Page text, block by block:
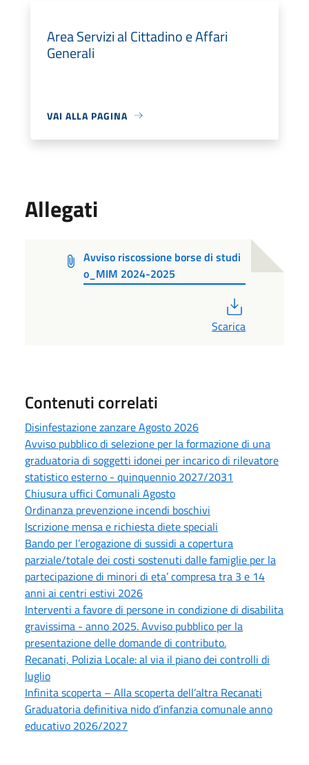
Area Servizi al Cittadino e Affari
Generali
VAI ALLA PAGINA
Allegati
Avviso riscossione borse di studi
o_MIM 2024-2025
Scarica
Contenuti correlati
Disinfestazione zanzare Agosto 2026
Avviso pubblico di selezione per la formazione di una
graduatoria di soggetti idonei per incarico di rilevatore
statistico esterno - quinquennio 2027/2031
Chiusura uffici Comunali Agosto
Ordinanza prevenzione incendi boschivi
Iscrizione mensa e richiesta diete speciali
Bando per l’erogazione di sussidi a copertura
parziale/totale dei costi sostenuti dalle famiglie per la
partecipazione di minori di eta’ compresa tra 3 e 14
anni ai centri estivi 2026
Interventi a favore di persone in condizione di disabilita
gravissima - anno 2025. Avviso pubblico per la
presentazione delle domande di contributo.
Recanati, Polizia Locale: al via il piano dei controlli di
luglio
Infinita scoperta – Alla scoperta dell’altra Recanati
Graduatoria definitiva nido d’infanzia comunale anno
educativo 2026/2027